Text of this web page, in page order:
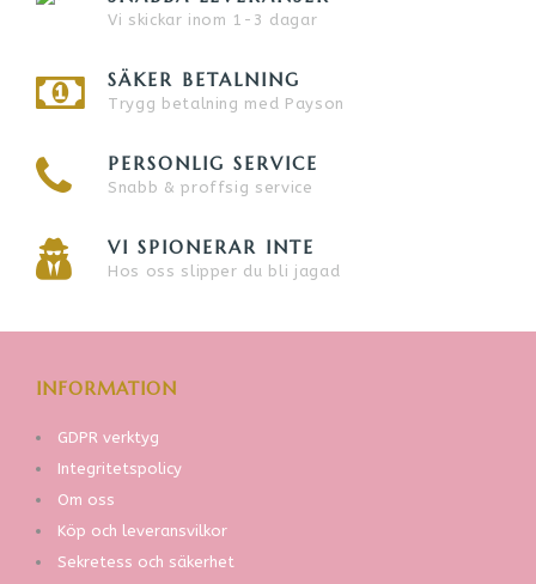
Vi skickar inom 1-3 dagar
SÄKER BETALNING
Trygg betalning med Payson
PERSONLIG SERVICE
Snabb & proffsig service
VI SPIONERAR INTE
Hos oss slipper du bli jagad
INFORMATION
GDPR verktyg
Integritetspolicy
Om oss
Köp och leveransvilkor
Sekretess och säkerhet